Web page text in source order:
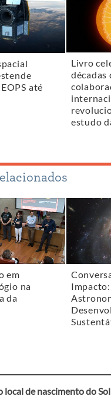
até
Livro
décadas
estudo
em
na
da
local de nascimento do